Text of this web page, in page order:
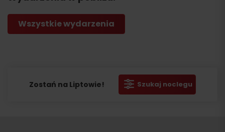
Wszystkie wydarzenia
Zostań na Liptowie! Szukaj noclegu